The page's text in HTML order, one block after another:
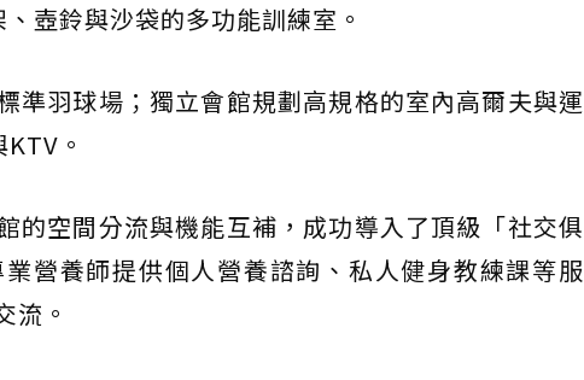
壺鈴與沙袋的多功能訓練室。
準羽球場；獨立會館規劃高規格的室內高爾夫與運
。
的空間分流與機能互補，成功導入了頂級「社交俱
營養師提供個人營養諮詢、私人健身教練課等服
流。